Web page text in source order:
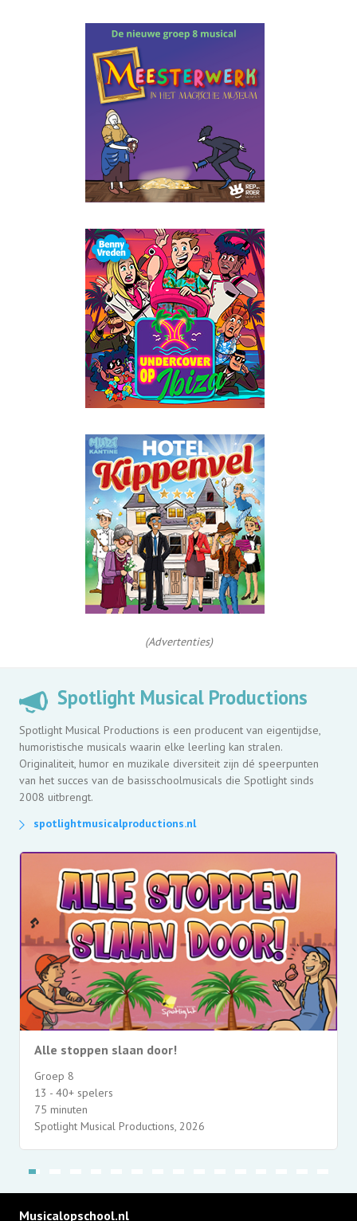
(Advertenties)
Spotlight Musical Productions
Spotlight Musical Productions is een producent van eigentijdse,
humoristische musicals waarin elke leerling kan stralen.
Originaliteit, humor en muzikale diversiteit zijn dé speerpunten
van het succes van de basisschoolmusicals die Spotlight sinds
2008 uitbrengt.
spotlightmusicalproductions.nl
Alle stoppen slaan door!
Groep 8
13 - 40+ spelers
75 minuten
Spotlight Musical Productions, 2026
Musicalopschool.nl